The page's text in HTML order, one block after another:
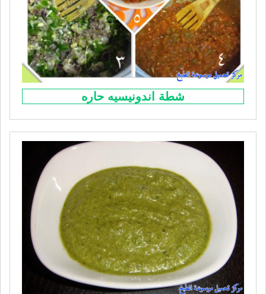
شطة اندونيسيه حاره